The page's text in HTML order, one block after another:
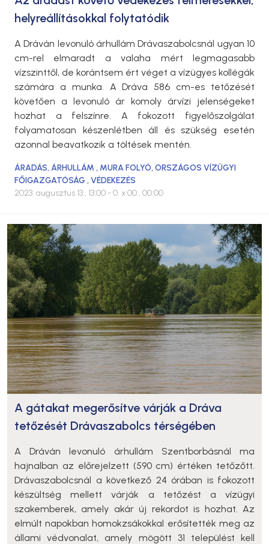
helyreállításokkal folytatódik
A Dráván levonuló árhullám Drávaszabolcsnál ugyan 10
cm-rel elmaradt a valaha mért legmagasabb
vízszinttől, de korántsem ért véget a vízügyes kollégák
számára a munka. A Dráva 586 cm-es tetőzését
követően a levonuló ár komoly árvízi jelenségeket
hozhat a felszínre. A fokozott figyelőszolgálat
folyamatosan készenlétben áll és szükség esetén
azonnal beavatkozik a töltések mentén.
ÁRADÁS,ÁRHULLÁM , MURA FOLYÓ,ORSZÁGOS VÍZÜGYI
FŐIGAZGATÓSÁG ,VÉDEKEZÉS
2023. augusztus 13., 13:00 - 0. x 00., 00:00
A gátakat megerősítve várják a Dráva
tetőzését Drávaszabolcs térségében
A Dráván levonuló árhullám Szentborbásnál ma
hajnalban az előrejelzett (590 cm) értéken tetőzőtt.
Drávaszabolcsnál a következő 24 órában is fokozott
készültség mellett várják a tetőzést a vízügyi
szakemberek, amely akár új rekordot is hozhat. Az
elmúlt napokban homokzsákokkal erősítették meg az
állami védvonalat, amely mögött 31 települést kell